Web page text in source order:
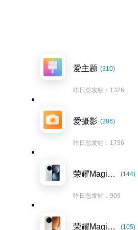
爱主题 (310)
昨日总发帖：1326
爱摄影 (286)
昨日总发帖：1736
荣耀Magic7系列 (144)
昨日总发帖：909
荣耀Magic8系列 (105)